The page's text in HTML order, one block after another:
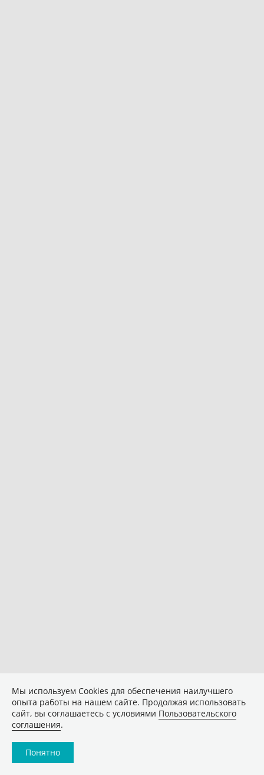
Мы используем Сookies для обеспечения наилучшего
опыта работы на нашем сайте. Продолжая использовать
сайт, вы соглашаетесь с условиями Пользовательского
соглашения.
Понятно